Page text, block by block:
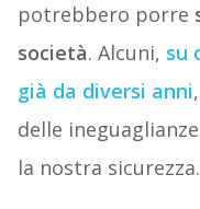
potrebbero porre
società. Alcuni, su
già da diversi anni
delle
la nostra sicurezza.